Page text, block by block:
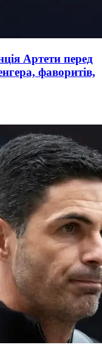
Артети перед
фаворитів,